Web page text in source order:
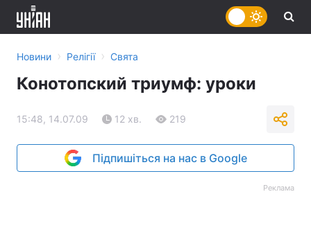
Новини › Релігії › Свята
Конотопский триумф: уроки
15:48, 14.07.09 12 хв. 219
Підпишіться на нас в Google
Реклама